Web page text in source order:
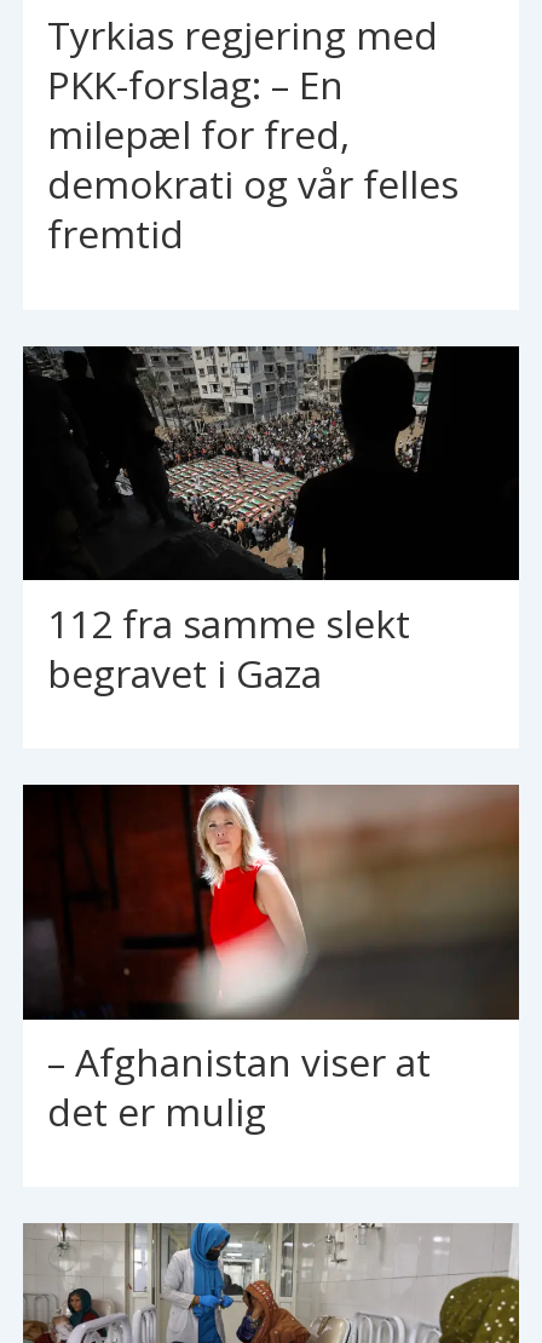
Tyrkias regjering med
PKK-forslag: – En
milepæl for fred,
demokrati og vår felles
fremtid
112 fra samme slekt
begravet i Gaza
– Afghanistan viser at
det er mulig